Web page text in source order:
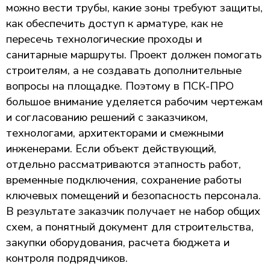
можно вести трубы, какие зоны требуют защиты,
как обеспечить доступ к арматуре, как не
пересечь технологические проходы и
санитарные маршруты. Проект должен помогать
строителям, а не создавать дополнительные
вопросы на площадке. Поэтому в ПСК-ПРО
большое внимание уделяется рабочим чертежам
и согласованию решений с заказчиком,
технологами, архитекторами и смежными
инженерами. Если объект действующий,
отдельно рассматриваются этапность работ,
временные подключения, сохранение работы
ключевых помещений и безопасность персонала.
В результате заказчик получает не набор общих
схем, а понятный документ для строительства,
закупки оборудования, расчета бюджета и
контроля подрядчиков.